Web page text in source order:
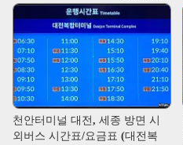
천안터미널 대전, 세종 방면 시
외버스 시간표/요금표 (대전복